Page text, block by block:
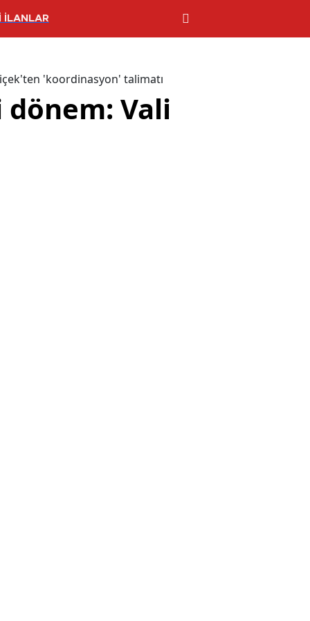
İLANLAR
'koordinasyon' talimatı
Vali